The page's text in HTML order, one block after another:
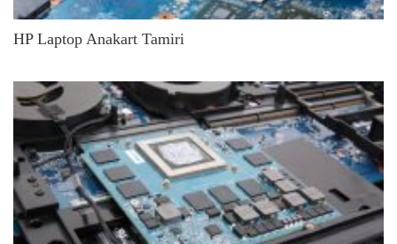
HP Laptop Anakart Tamiri